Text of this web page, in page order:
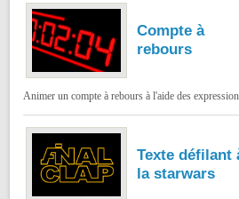
Compte à
rebours
Animer un compte à rebours à l'aide des
Texte défilant
la starwars